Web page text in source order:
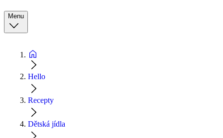
Menu
Hello
Recepty
Dětská jídla